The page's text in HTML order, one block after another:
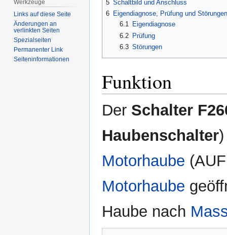
5 Schaltbild und Anschluss
6 Eigendiagnose, Prüfung und Störungen
6.1
Eigendiagnose
6.2 Prüfung
6.3 Störungen
Funktion
Der Schalter
Haubenschalter
Motorhaube
Motorhaube
Haube nach
Werkzeuge
Links auf diese Seite
Änderungen an
verlinkten Seiten
Spezialseiten
Permanenter Link
Seiten­informationen